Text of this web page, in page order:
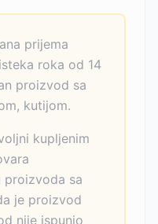
prijema
roka od 14
proizvod sa
kutijom.
kupljenim
proizvoda sa
je proizvod
nije ispunio